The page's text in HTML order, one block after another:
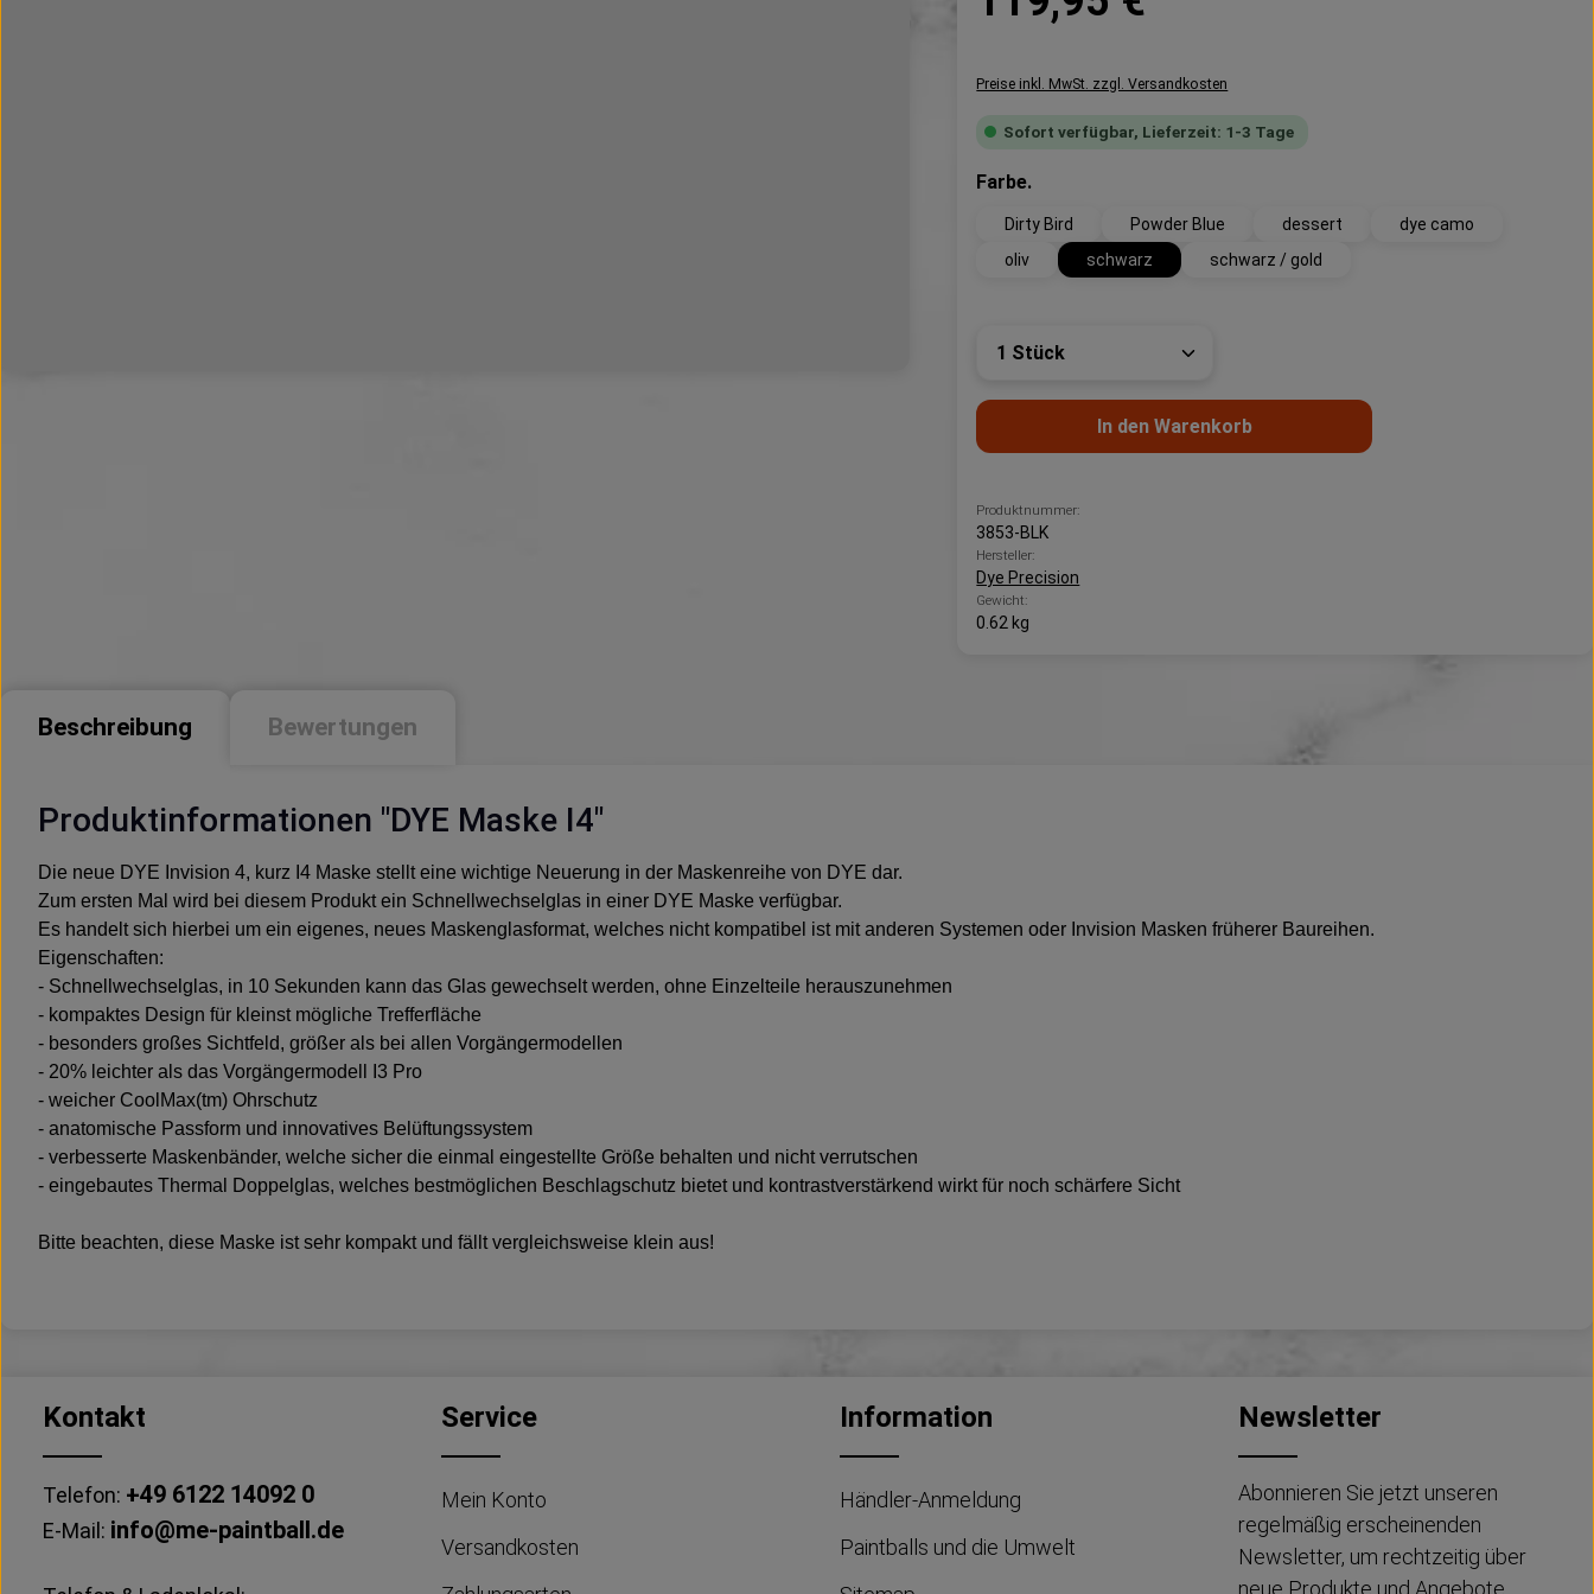
Preise inkl. MwSt. zzgl. Versandkosten
Sofort verfügbar, Lieferzeit: 1-3 Tage
Farbe.auswählen
Dirty Bird Powder Blue dessert
dye camo
oliv
schwarz schwarz / gold
Produkt Anzahl: Gib den gewünschten Wert
In den Warenkorb
Produktnummer:
3853-BLK
Hersteller:
Dye Precision
Gewicht:
0.62 kg
Beschreibung Bewertungen
Produktinformationen "DYE Maske I4"
Die neue DYE Invision 4, kurz I4 Maske stellt eine wichtige Neuerung in der Maskenreihe von DYE dar.
Zum ersten Mal wird bei diesem Produkt ein Schnellwechselglas in einer DYE Maske verfügbar.
Es handelt sich hierbei um ein eigenes, neues Maskenglasformat, welches nicht kompatibel ist mit anderen Systemen oder Invision Masken früherer Baureihen.
Eigenschaften:
- Schnellwechselglas, in 10 Sekunden kann das Glas gewechselt werden, ohne Einzelteile herauszunehmen
- kompaktes Design für kleinst mögliche Trefferfläche
- besonders großes Sichtfeld, größer als bei allen Vorgängermodellen
- 20% leichter als das Vorgängermodell I3 Pro
- weicher CoolMax(tm) Ohrschutz
- anatomische Passform und innovatives Belüftungssystem
- verbesserte Maskenbänder, welche sicher die einmal eingestellte Größe behalten und nicht verrutschen
- eingebautes Thermal Doppelglas, welches bestmöglichen Beschlagschutz bietet und kontrastverstärkend wirkt für noch schärfere Sicht
Bitte beachten, diese Maske ist sehr kompakt und fällt vergleichsweise klein aus!
Kontakt
Telefon: +49 6122 14092 0
E-Mail: info@me-paintball.de
Service
Mein Konto
Versandkosten
Information
Händler-Anmeldung
Paintballs und die Umwelt
Newsletter
Abonnieren Sie jetzt unseren
regelmäßig erscheinenden
Newsletter, um rechtzeitig über
neue Produkte und Angebote